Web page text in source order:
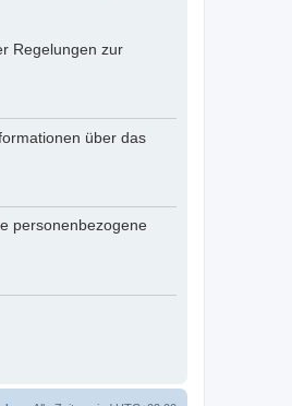
Regelungen zur
über das
personenbezogene